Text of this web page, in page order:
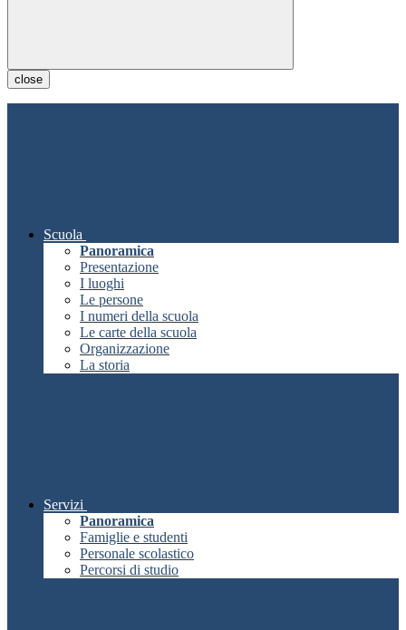
close
Scuola
Panoramica
Presentazione
I luoghi
Le persone
I numeri della scuola
Le carte della scuola
Organizzazione
La storia
Servizi
Panoramica
Famiglie e studenti
Personale scolastico
Percorsi di studio